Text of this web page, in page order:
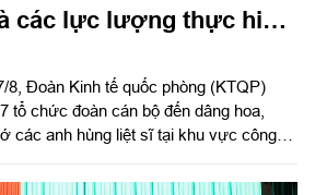
các lực lượng thực hiện
quy tập hài cốt liệt sĩ
8, Đoàn Kinh tế quốc phòng (KTQP)
tổ chức đoàn cán bộ đến dâng hoa,
các anh hùng liệt sĩ tại khu vực công
Đinh Nho Hùng, Đoàn trưởng Đoàn